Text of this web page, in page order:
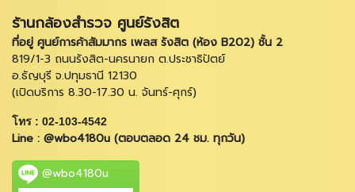
ร้านกล้องสำรวจ ศูนย์รังสิต
ที่อยู่ ศูนย์การค้าสัมมากร เพลส รังสิต (ห้อง B202) ชั้น 2
819/1-3 ถนนรังสิต-นครนายก ต.ประชาธิปัตย์
อ.ธัญบุรี จ.ปทุมธานี 12130
(เปิดบริการ 8.30-17.30 น. จันทร์-ศุกร์)
โทร : 02-103-4542
Line : @wbo4180u (ตอบตลอด 24 ชม. ทุกวัน)
@wbo4180u